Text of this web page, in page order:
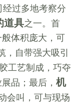
过多地考察分
道具之一。首
体积庞大，可
，自带强大吸引
工艺制成，巧夺
品；最后， 机
会叫，可与现场